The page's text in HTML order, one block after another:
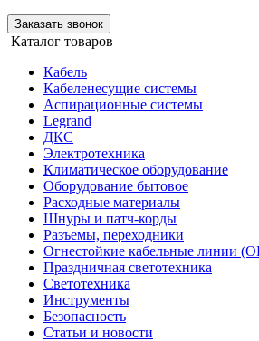
Заказать звонок
Каталог товаров
Кабель
Кабеленесущие системы
Аспирационные системы
Legrand
ДКС
Электротехника
Климатическое оборудование
Оборудование бытовое
Расходные материалы
Шнуры и патч-корды
Разъемы, переходники
Огнестойкие кабельные линии
Праздничная светотехника
Светотехника
Инструменты
Безопасность
Статьи и новости